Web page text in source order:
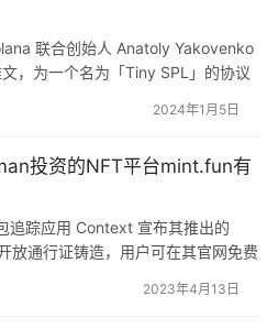
无几，2019 年推出的闪电网络
的比特币合约 BitVM 等也成为
点。
联合创始人 Anatoly Yakovenko
，为一个名为「Tiny SPL」的协议
（state compression）」方法，可
2024年1月5日
投资的NFT平台mint.fun有
追踪应用 Context 宣布其推出的
放通行证铸造，用户可在其官网免费
，并获取了相应积分。 「!fundrop
2023年4月13日